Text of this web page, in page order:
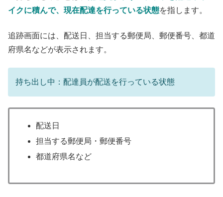
イクに積んで、現在配達を行っている状態を指します。
追跡画面には、配送日、担当する郵便局、郵便番号、都道
府県名などが表示されます。
持ち出し中：配達員が配送を行っている状態
配送日
担当する郵便局・郵便番号
都道府県名など